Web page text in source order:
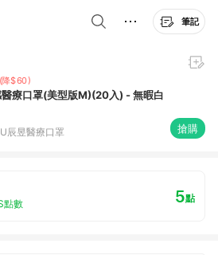
筆記
(降$60)
療口罩(美型版M)(20入) - 無暇白
辰昱醫療口罩 搶購
點數 5點